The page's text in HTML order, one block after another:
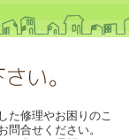
た修理やお困りのこ
問合せください。